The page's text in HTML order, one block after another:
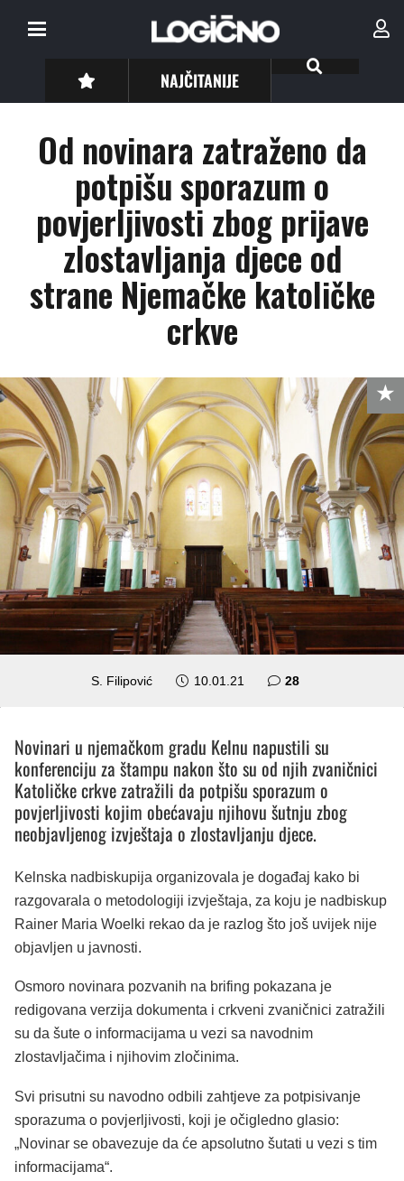
NAJČITANIJE
Od novinara zatraženo da
potpišu sporazum o
povjerljivosti zbog prijave
zlostavljanja djece od
strane Njemačke katoličke
crkve
S. Filipović 10.01.21 28komentara
Novinari u njemačkom gradu Kelnu napustili su
konferenciju za štampu nakon što su od njih zvaničnici
Katoličke crkve zatražili da potpišu sporazum o
povjerljivosti kojim obećavaju njihovu šutnju zbog
neobjavljenog izvještaja o zlostavljanju djece.
Kelnska nadbiskupija organizovala je događaj kako bi
razgovarala o metodologiji izvještaja, za koju je nadbiskup
Rainer Maria Woelki rekao da je razlog što još uvijek nije
objavljen u javnosti.
Osmoro novinara pozvanih na brifing pokazana je
redigovana verzija dokumenta i crkveni zvaničnici zatražili
su da šute o informacijama u vezi sa navodnim
zlostavljačima i njihovim zločinima.
Svi prisutni su navodno odbili zahtjeve za potpisivanje
sporazuma o povjerljivosti, koji je očigledno glasio:
„Novinar se obavezuje da će apsolutno šutati u vezi s tim
informacijama“.